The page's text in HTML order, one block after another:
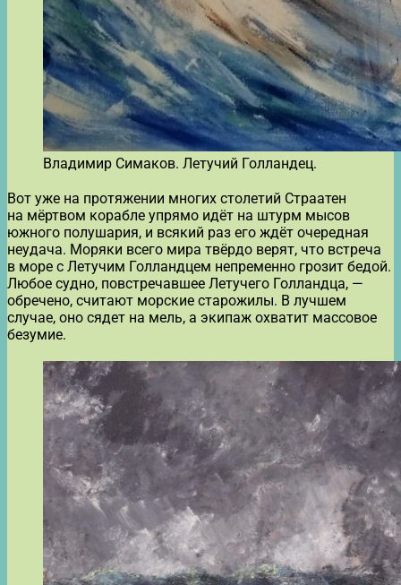
Владимир Симаков. Летучий Голландец.
Вот уже на протяжении многих столетий Страатен
на мёртвом корабле упрямо идёт на штурм мысов
южного полушария, и всякий раз его ждёт очередная
неудача. Моряки всего мира твёрдо верят, что встреча
в море с Летучим Голландцем непременно грозит бедой.
Любое судно, повстречавшее Летучего Голландца, —
обречено, считают морские старожилы. В лучшем
случае, оно сядет на мель, а экипаж охватит массовое
безумие.